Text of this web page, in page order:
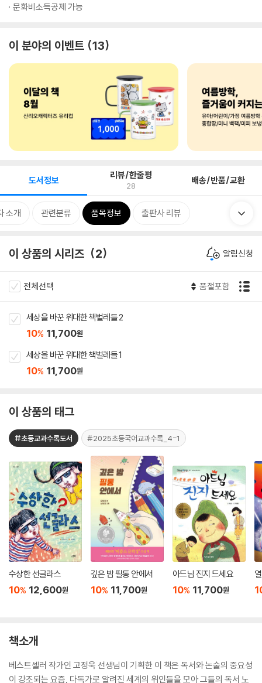
문화비소득공제 가능
이 분야의 이벤트 13
도서정보 리뷰/한줄평
28 배송/반품/교환
소개 관련분류 품목정보 출판사 리뷰
이 상품의 시리즈 2 알림신청
전체선택 품절포함
세상을 바꾼 위대한 책벌레들 2
10% 11,700원
세상을 바꾼 위대한 책벌레들 1
10% 11,700원
이 상품의 태그
#초등교과수록도서 #2025초등국어교과수록_4-1
수상한 선글라스
10% 12,600원
깊은 밤 필통 안에서
10% 11,700원
아드님 진지 드세요
10% 11,700원
책소개
베스트셀러 작가인 고정욱 선생님이 기획한 이 책은 독서와 논술의 중요성
이 강조되는 요즘, 다독가로 알려진 세계의 위인들을 모아 그들의 독서 노